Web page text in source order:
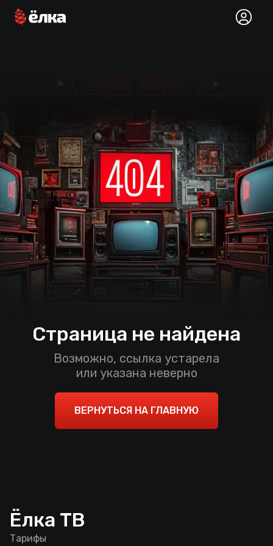
Страница не найдена
Возможно, ссылка устарела
или указана неверно
ВЕРНУТЬСЯ НА ГЛАВНУЮ
Ёлка ТВ
Тарифы